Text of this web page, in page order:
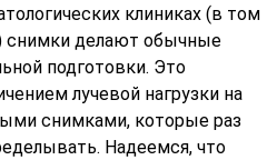
клиниках (в том
снимки делают обычные
подготовки. Это
лучевой нагрузки на
снимками, которые раз
Надеемся, что